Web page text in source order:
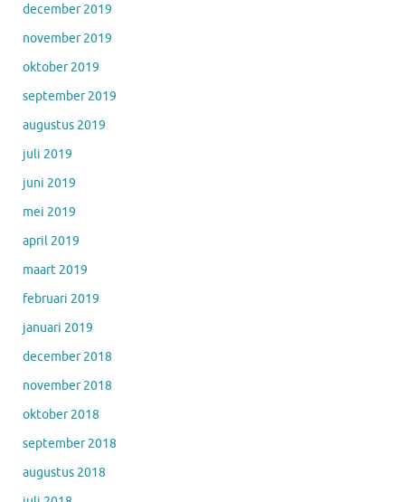
december 2019
november 2019
oktober 2019
september 2019
augustus 2019
juli 2019
juni 2019
mei 2019
april 2019
maart 2019
februari 2019
januari 2019
december 2018
november 2018
oktober 2018
september 2018
augustus 2018